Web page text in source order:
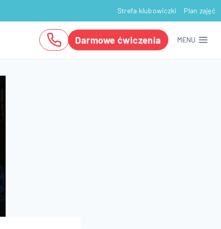
Strefa klubowiczki Plan zajęć
Darmowe ćwiczenia MENU